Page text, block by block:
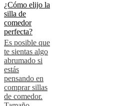
¿Cómo elijo la
silla de
comedor
perfecta?
Es posible que
te sientas algo
abrumado si
estás
pensando en
comprar sillas
de comedor.